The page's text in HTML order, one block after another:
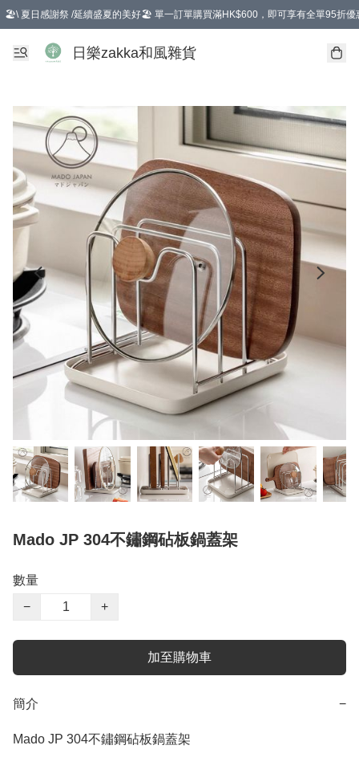
🏖️\ 夏日感謝祭 /延續盛夏的美好🏖️ 單一訂單購買滿HK$600，即可享有全單95折優
選擇GoGoX住宅/工商地址配送，單一訂單消費購物滿HK$680(折扣後），可享有
日樂zakka和風雜貨
Mado JP 304不鏽鋼砧板鍋蓋架
數量
−
+
加至購物車
簡介 −
Mado JP 304不鏽鋼砧板鍋蓋架